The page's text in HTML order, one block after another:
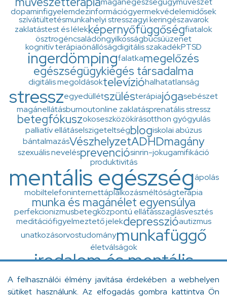
A felhasználói élmény javítása érdekében a webhelyen
sütiket használunk. Az elfogadás gombra kattintva Ön
dopaminfigyelemdezinformációgyermekvédelemidősek
szívátültetésmunkahelyi stresszagyi keringészavarok
zaklatástest és lélekképernyőfüggőségfiatalok
ösztrogéncsaládöngyilkosságbúcsúüzenet
kognitív terápiaönállóságdigitális szakadékPTSD
ingerdömpingfalatkamegelőzés
egészségügykiégés társadalma
digitális megoldásoktelevízióhalhatatlanság
stresszegyedüllétszülésterápiajógasebészet
magánellátásburnoutonline zaklatásprenatális stressz
betegfókuszokoseszközökírásotthon gyógyulás
palliatív ellátáselszigeteltségblogiskolai abúzus
bántalmazásVészhelyzetADHDmagány
szexuális nevelésprevenciósinrin-jokugamifikáció
produktivitás
mentális egészségápolás
mobiltelefoninternettáplálkozásméltóságterápia
munka és magánélet egyensúlya
perfekcionizmusbetegközpontú ellátásszaglásvesztés
meditációfigyelmeztető jelekdepresszióautizmus
unatkozásorvostudománymunkafüggő
életválságok
irodalom és mentális
egészség
zajingázásDiogenész-szindrómaminőségfejlesztés